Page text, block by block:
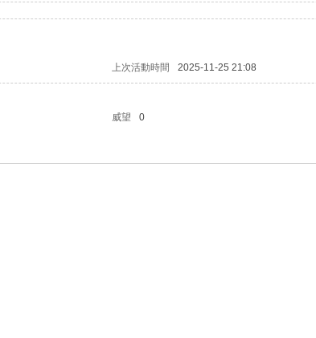
上次活動時間 2025-11-25 21:08
威望 0